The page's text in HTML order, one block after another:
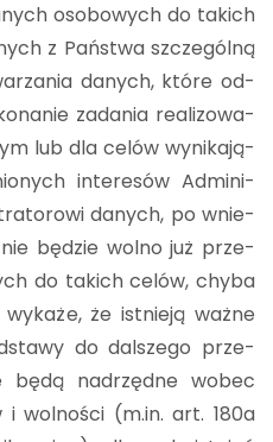
oso­bo­wych do ta­kich
z Pań­stwa szcze­gól­ną
da­nych, które od­
za­da­nia re­ali­zo­wa­
lub dla celów wy­ni­ka­ją­
in­te­re­sów Ad­mi­ni­
da­nych, po wnie­
bę­dzie wolno już prze­
do ta­kich celów, chyba
że ist­nie­ją ważne
do dal­sze­go prze­
będą nad­rzęd­ne wobec
wol­no­ści (m.​in. art. 180a